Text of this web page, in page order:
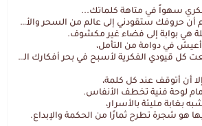
سهواً في متاهة كلماتك...
أن حروفك ستقودني إلى عالم من السحر والألغاز،
هي بوابة إلى فضاء غير مكشوف.
في دوامة من التأمل،
كل قيودي الفكرية لأسبح في بحر أفكارك العميق.
أن أتوقف عند كل كلمة،
لوحة فنية تخطف الأنفاس.
بغابة مليئة بالأسرار،
هو شجرة تطرح ثمارًا من الحكمة والإبداع.